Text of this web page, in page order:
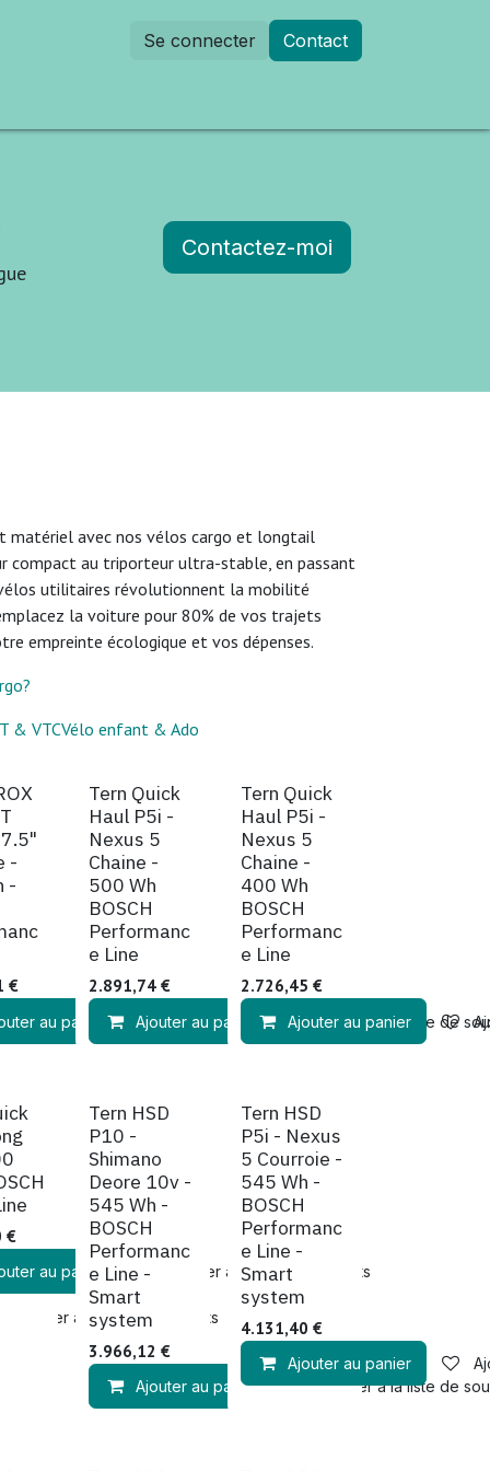
Se connecter Contact
Contactez-moi
matériel avec nos vélos cargo et longtail
compact au triporteur ultra-stable, en passant
utilitaires révolutionnent la mobilité
la voiture pour 80% de vos trajets
empreinte écologique et vos dépenses.
& VTCVélo enfant & Ado
Ajouter à la liste de souhaits
-
-
€
au panier Ajouter à la liste de souhaits
Demander un essai
Tern Quick
Haul P5i -
Nexus 5
Chaine -
500 Wh
BOSCH
Performanc
e Line
2.891,74€
Ajouter au panier Ajouter à la liste de
Demander un essai
Tern Quick
Haul P5i -
Nexus 5
Chaine -
400 Wh
BOSCH
Performanc
e Line
2.726,45 €
Ajouter au panier
Ajouter à la liste de souhaits
€
au panier Ajouter à la liste de souhaits
Sur commande
Tern HSD
P10 -
Shimano
Deore 10v -
545 Wh -
BOSCH
Performanc
e Line -
Smart
system
3.966,12 €
Ajouter au panier Ajouter à la liste de
Sur commande
Tern HSD
P5i - Nexus
5 Courroie -
545 Wh -
BOSCH
Performanc
e Line -
Smart
system
4.131,40 €
Ajouter au panier